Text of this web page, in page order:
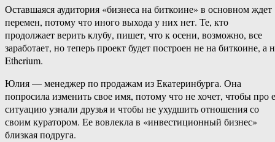
Оставшаяся аудитория «бизнеса на биткоине» в основном ждет
перемен, потому что иного выхода у них нет. Те, кто
продолжает верить клубу, пишет, что к осени, возможно, все
заработает, но теперь проект будет построен не на биткоине, а
Etherium.
Юлия — менеджер по продажам из Екатеринбурга. Она
попросила изменить свое имя, потому что не хочет, чтобы про
ситуацию узнали друзья и чтобы не ухудшить отношения со
своим куратором. Ее вовлекла в «инвестиционный бизнес»
близкая подруга.